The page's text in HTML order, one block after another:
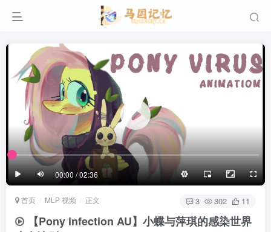
00:00 / 02:36
滚动顶部 底部
防止弹幕重叠
同步视频速度
1/4 半屏 3/4 满屏
极慢 适中 极快
适中
滚动顶部底部
发送
首页 MLP 视频 正文 3 302 11
【Pony infection AU】小蝶与萍琪的感染世界